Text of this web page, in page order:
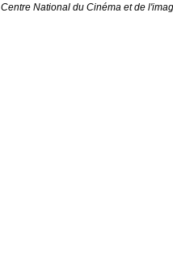
Centre National du Cinéma et de